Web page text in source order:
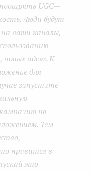
UGC —
Люди будут
ваши каналы,
новых идеях. К
для
запустите
по
Тем
нравится в
это